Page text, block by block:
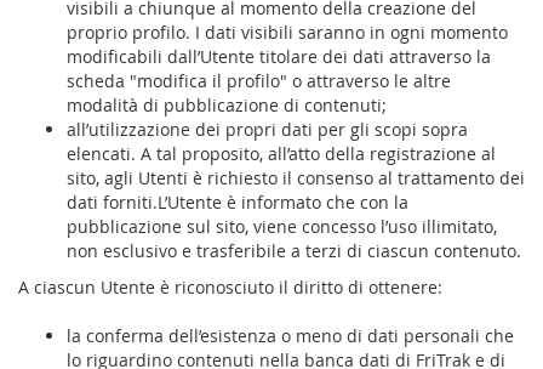
visibili a chiunque al momento della creazione del
proprio profilo. I dati visibili saranno in ogni momento
modificabili dall’Utente titolare dei dati attraverso la
scheda "modifica il profilo" o attraverso le altre
modalità di pubblicazione di contenuti;
all’utilizzazione dei propri dati per gli scopi sopra
elencati. A tal proposito, all’atto della registrazione al
sito, agli Utenti è richiesto il consenso al trattamento dei
dati forniti.L’Utente è informato che con la
pubblicazione sul sito, viene concesso l’uso illimitato,
non esclusivo e trasferibile a terzi di ciascun contenuto.
A ciascun Utente è riconosciuto il diritto di ottenere:
la conferma dell’esistenza o meno di dati personali che
lo riguardino contenuti nella banca dati di FriTrak e di